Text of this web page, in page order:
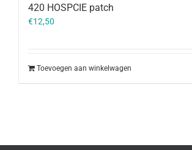
420 HOSPCIE patch
€12,50
Toevoegen aan winkelwagen